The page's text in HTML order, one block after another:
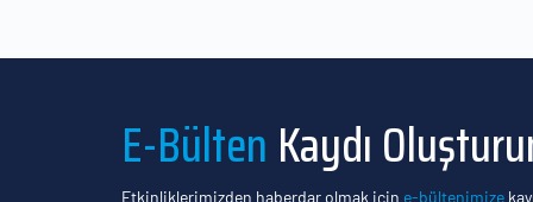
E-Bülten Kaydı
Etkinliklerimizden haberdar olmak için e-bültenimize